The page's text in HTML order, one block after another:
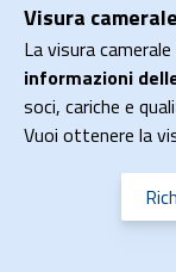
Visura camerale
La visura
informazioni
soci, cariche e
Vuoi ottenere la